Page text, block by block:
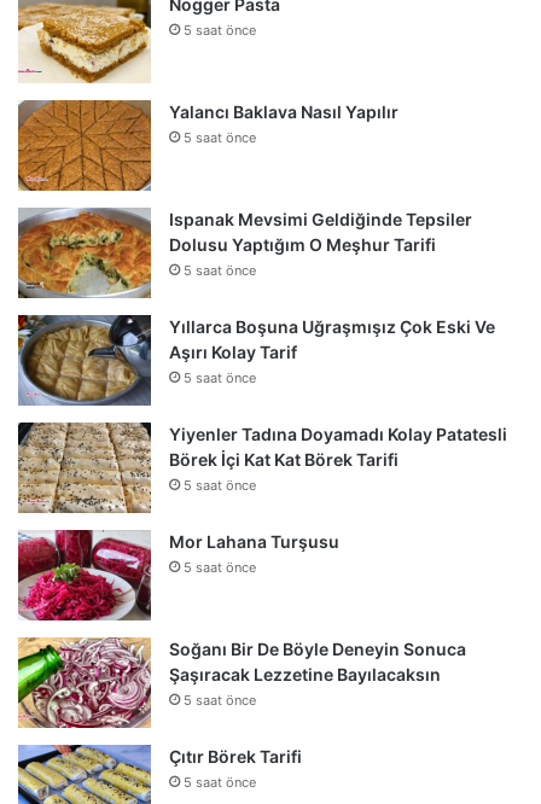
Nogger Pasta
5 saat önce
Yalancı Baklava Nasıl Yapılır
5 saat önce
Ispanak Mevsimi Geldiğinde Tepsiler
Dolusu Yaptığım O Meşhur Tarifi
5 saat önce
Yıllarca Boşuna Uğraşmışız Çok Eski Ve
Aşırı Kolay Tarif
5 saat önce
Yiyenler Tadına Doyamadı Kolay Patatesli
Börek İçi Kat Kat Börek Tarifi
5 saat önce
Mor Lahana Turşusu
5 saat önce
Soğanı Bir De Böyle Deneyin Sonuca
Şaşıracak Lezzetine Bayılacaksın
5 saat önce
Çıtır Börek Tarifi
5 saat önce